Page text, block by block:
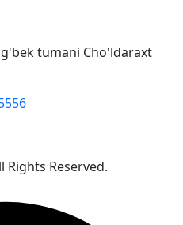
tumani Cho'ldaraxt
Rights Reserved.